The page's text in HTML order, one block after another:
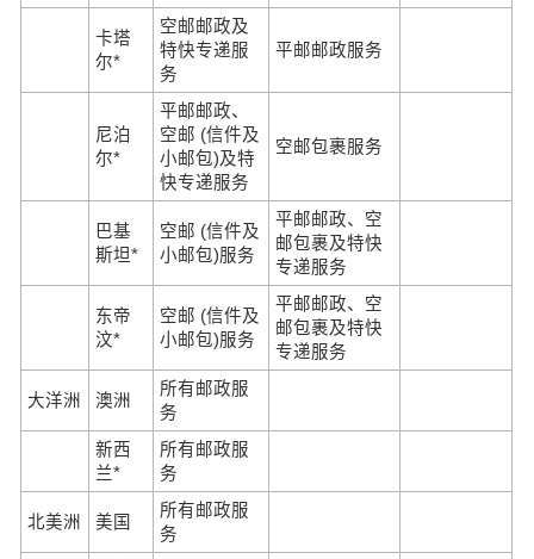
卡塔
尔*
空邮邮政及
特快专递服
务
平邮邮政服务
尼泊
尔*
平邮邮政、
空邮 (信件及
小邮包)及特
快专递服务
空邮包裹服务
巴基
斯坦*
空邮 (信件及
小邮包)服务
平邮邮政、空
邮包裹及特快
专递服务
东帝
汶*
空邮 (信件及
小邮包)服务
平邮邮政、空
邮包裹及特快
专递服务
大洋洲 澳洲
所有邮政服
务
新西
兰*
所有邮政服
务
北美洲 美国
所有邮政服
务